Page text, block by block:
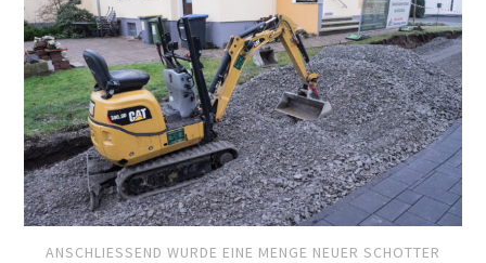
ANSCHLIESSEND WURDE EINE MENGE NEUER SCHOTTER E